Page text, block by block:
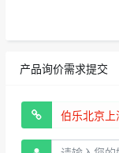
产品询价需求提交